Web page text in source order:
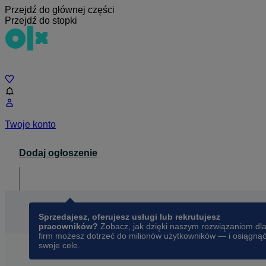
Przejdź do głównej części
Przejdź do stopki
Twoje konto
Dodaj ogłoszenie
Sprzedajesz, oferujesz usługi lub rekrutujesz
pracowników? Zobacz, jak dzięki naszym rozwiązaniom dla
firm możesz dotrzeć do milionów użytkowników — i osiągnąć
swoje cele.